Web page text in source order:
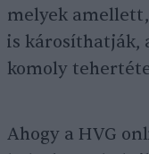
melyek
is károsíthatják,
komoly
Ahogy a HVG